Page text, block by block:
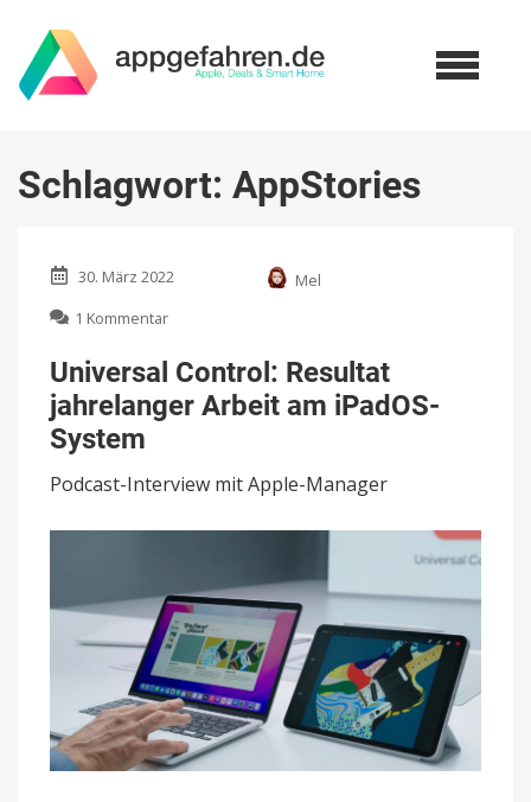
Schlagwort: AppStories
30. März 2022
Mel
1 Kommentar
Control:
Resultat
jahrelanger
iPadOS-
System
Universal Control: Resultat
jahrelanger Arbeit am iPadOS-
System
Podcast-Interview mit Apple-Manager